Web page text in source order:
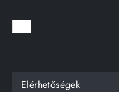
Elérhetőségek